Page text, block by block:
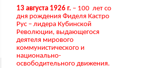
13 августа 1926 г. – 100 лет со
дня рождения Фиделя Кастро
Рус – лидера Кубинской
Революции, выдающегося
деятеля мирового
коммунистического и
национально-
освободительного движения.